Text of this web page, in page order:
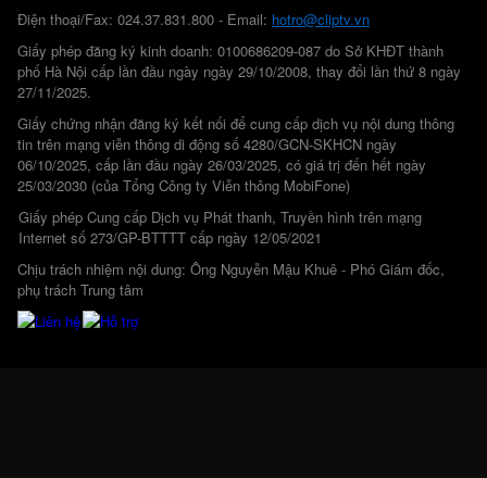
Điện thoại/Fax: 024.37.831.800 - Email: hotro@cliptv.vn
Giấy phép đăng ký kinh doanh: 0100686209-087 do Sở KHĐT thành
phố Hà Nội cấp lần đầu ngày ngày 29/10/2008, thay đổi lần thứ 8 ngày
27/11/2025.
Giấy chứng nhận đăng ký kết nối để cung cấp dịch vụ nội dung thông
tin trên mạng viễn thông di động số 4280/GCN-SKHCN ngày
06/10/2025, cấp lần đầu ngày 26/03/2025, có giá trị đến hết ngày
25/03/2030 (của Tổng Công ty Viễn thông MobiFone)
Giấy phép Cung cấp Dịch vụ Phát thanh, Truyền hình trên mạng
Internet số 273/GP-BTTTT cấp ngày 12/05/2021
Chịu trách nhiệm nội dung: Ông Nguyễn Mậu Khuê - Phó Giám đốc,
phụ trách Trung tâm